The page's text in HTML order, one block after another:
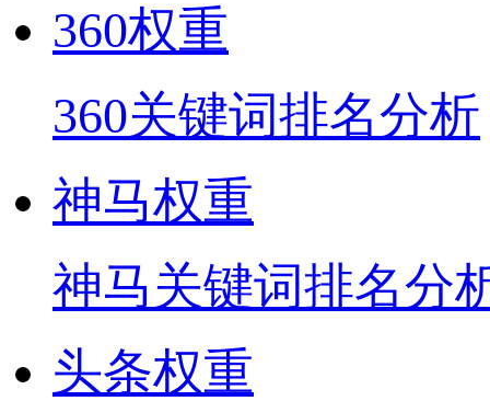
360权重
360关键词排名分析
神马权重
神马关键词排名分
头条权重